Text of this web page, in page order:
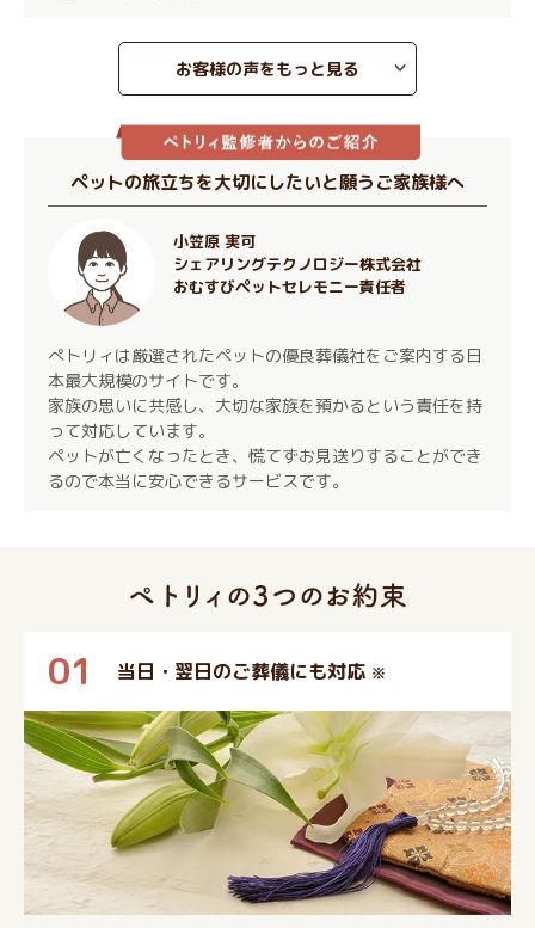
お客様の声をもっと見る
ペットの旅立ちを大切にしたいと願うご家族様へ
小笠原 実可
シェアリングテクノロジー株式会社
おむすびペットセレモニー責任者
ぺトリィは厳選されたペットの優良葬儀社をご案内する日
本最大規模のサイトです。
家族の思いに共感し、大切な家族を預かるという責任を持
って対応しています。
ペットが亡くなったとき、慌てずお見送りすることができ
るので本当に安心できるサービスです。
01 当日・翌日のご葬儀にも対応 ※